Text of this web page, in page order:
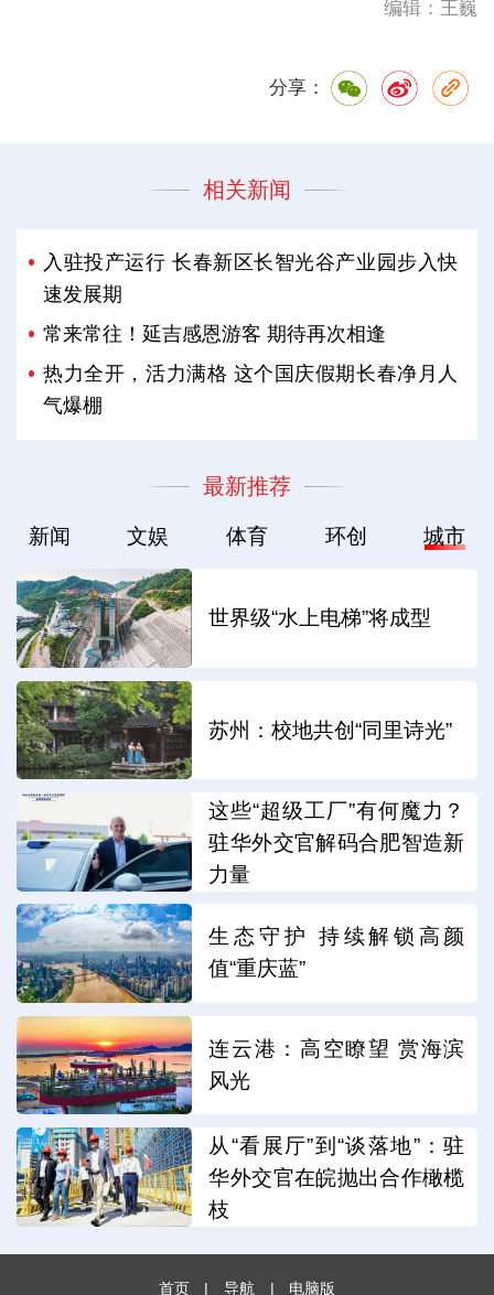
编辑：王巍
分享：
相关新闻
入驻投产运行 长春新区长智光谷产业园步入快
速发展期
常来常往！延吉感恩游客 期待再次相逢
热力全开，活力满格 这个国庆假期长春净月人
气爆棚
最新推荐
新闻 文娱 体育 环创 城市
世界级“水上电梯”将成型
苏州：校地共创“同里诗光”
这些“超级工厂”有何魔力？
驻华外交官解码合肥智造新
力量
生态守护 持续解锁高颜
值“重庆蓝”
连云港：高空瞭望 赏海滨
风光
从“看展厅”到“谈落地”：驻
华外交官在皖抛出合作橄榄
枝
首页 | 导航 | 电脑版